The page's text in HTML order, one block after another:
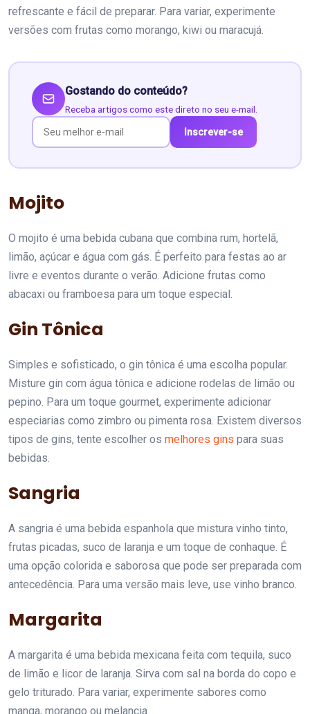
refrescante e fácil de preparar. Para variar, experimente
versões com frutas como morango, kiwi ou maracujá.
Gostando do conteúdo?
Receba artigos como este direto no seu e-mail.
Inscrever-se
Mojito
O mojito é uma bebida cubana que combina rum, hortelã,
limão, açúcar e água com gás. É perfeito para festas ao ar
livre e eventos durante o verão. Adicione frutas como
abacaxi ou framboesa para um toque especial.
Gin Tônica
Simples e sofisticado, o gin tônica é uma escolha popular.
Misture gin com água tônica e adicione rodelas de limão ou
pepino. Para um toque gourmet, experimente adicionar
especiarias como zimbro ou pimenta rosa. Existem diversos
tipos de gins, tente escolher os melhores gins para suas
bebidas.
Sangria
A sangria é uma bebida espanhola que mistura vinho tinto,
frutas picadas, suco de laranja e um toque de conhaque. É
uma opção colorida e saborosa que pode ser preparada com
antecedência. Para uma versão mais leve, use vinho branco.
Margarita
A margarita é uma bebida mexicana feita com tequila, suco
de limão e licor de laranja. Sirva com sal na borda do copo e
gelo triturado. Para variar, experimente sabores como
manga, morango ou melancia.